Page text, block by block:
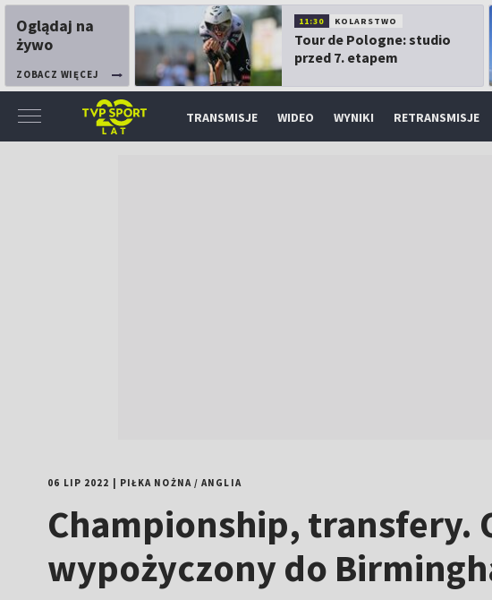
Oglądaj na
żywo
ZOBACZ WIĘCEJ
11:30 KOLARSTWO
Tour de Pologne: studio
przed 7. etapem
TRANSMISJE WIDEO WYNIKI RETRANSMISJE
06 LIP 2022 PIŁKA NOŻNA/ANGLIA
Championship, transfery.
wypożyczony do